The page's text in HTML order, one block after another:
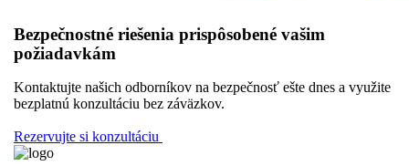
Bezpečnostné riešenia prispôsobené vašim
požiadavkám
Kontaktujte našich odborníkov na bezpečnosť ešte dnes a využite
bezplatnú konzultáciu bez záväzkov.
Rezervujte si konzultáciu